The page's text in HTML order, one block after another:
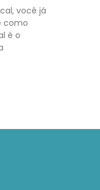
você já
como
é o